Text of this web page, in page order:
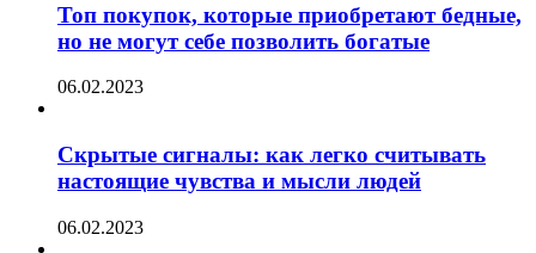
Топ покупок, которые приобретают бедные,
но не могут себе позволить богатые
06.02.2023
Скрытые сигналы: как легко считывать
настоящие чувства и мысли людей
06.02.2023